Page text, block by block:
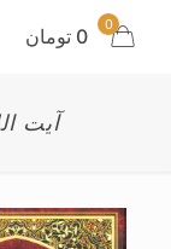
0 0 تومان
آیت